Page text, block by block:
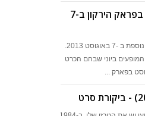
הופעה נוספת לכוורת בפראק הירקון ב-7
ביוני שבהם הכרט